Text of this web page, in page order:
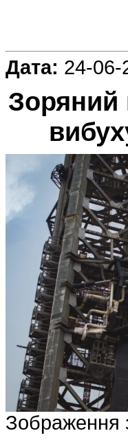
Дата: 24-06-
Зоряний
Зображення